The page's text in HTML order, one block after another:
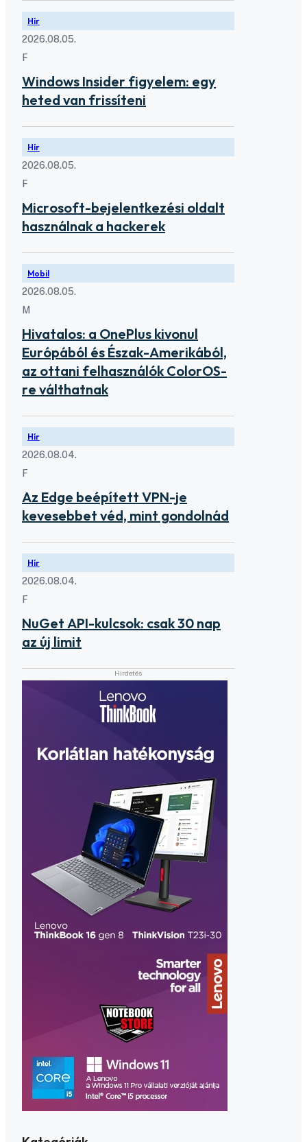
Hír
2026.08.05.
F
Windows Insider figyelem: egy
heted van frissíteni
Hír
2026.08.05.
F
Microsoft-bejelentkezési oldalt
használnak a hackerek
Mobil
2026.08.05.
M
Hivatalos: a OnePlus kivonul
Európából és Észak-Amerikából,
az ottani felhasználók ColorOS-
re válthatnak
Hír
2026.08.04.
F
Az Edge beépített VPN-je
kevesebbet véd, mint gondolnád
Hír
2026.08.04.
F
NuGet API-kulcsok: csak 30 nap
az új limit